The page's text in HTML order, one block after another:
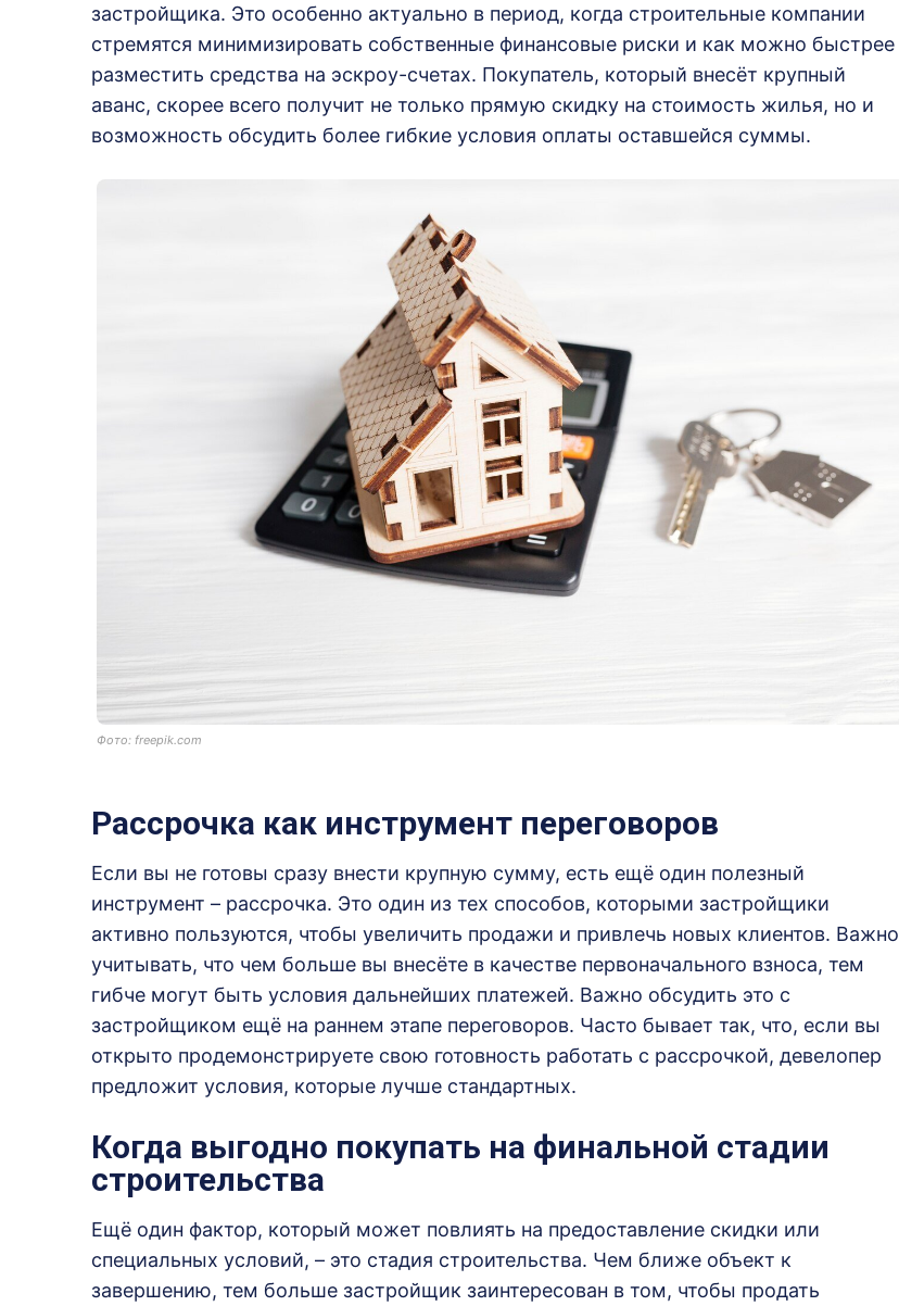
застройщика. Это особенно актуально в период, когда строительные компании
стремятся минимизировать собственные финансовые риски и как можно быстрее
разместить средства на эскроу-счетах. Покупатель, который внесёт крупный
аванс, скорее всего получит не только прямую скидку на стоимость жилья, но и
возможность обсудить более гибкие условия оплаты оставшейся суммы.
Фото: freepik.com
Рассрочка как инструмент переговоров
Если вы не готовы сразу внести крупную сумму, есть ещё один полезный
инструмент – рассрочка. Это один из тех способов, которыми застройщики
активно пользуются, чтобы увеличить продажи и привлечь новых клиентов. Важно
учитывать, что чем больше вы внесёте в качестве первоначального взноса, тем
гибче могут быть условия дальнейших платежей. Важно обсудить это с
застройщиком ещё на раннем этапе переговоров. Часто бывает так, что, если вы
открыто продемонстрируете свою готовность работать с рассрочкой, девелопер
предложит условия, которые лучше стандартных.
Когда выгодно покупать на финальной стадии
строительства
Ещё один фактор, который может повлиять на предоставление скидки или
специальных условий, – это стадия строительства. Чем ближе объект к
завершению, тем больше застройщик заинтересован в том, чтобы продать